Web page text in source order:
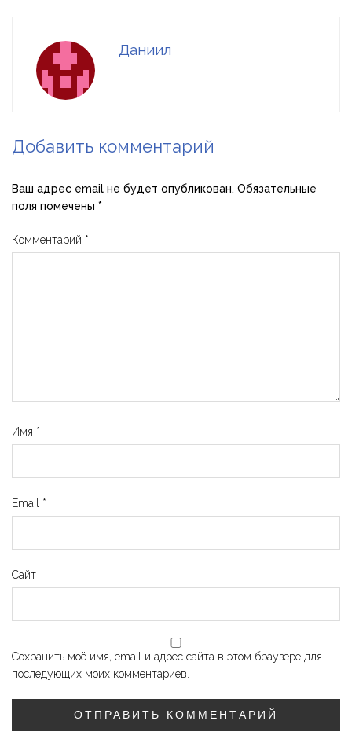
Даниил
Добавить комментарий
Ваш адрес email не будет опубликован. Обязательные
поля помечены *
Комментарий *
Имя *
Email *
Сайт
Сохранить моё имя, email и адрес сайта в этом браузере для
последующих моих комментариев.